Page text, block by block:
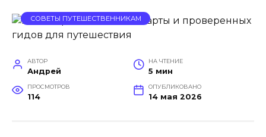
СОВЕТЫ ПУТЕШЕСТВЕННИКАМ
АВТОР
Андрей
НА ЧТЕНИЕ
5 мин
ПРОСМОТРОВ
114
ОПУБЛИКОВАНО
14 мая 2026